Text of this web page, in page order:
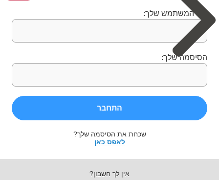
שם המשתמש שלך:
הסיסמה שלך:
התחבר
שכחת את הסיסמה שלך?
לאפס כאן
אין לך חשבון?